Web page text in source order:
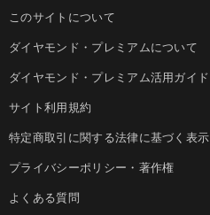
このサイトについて
ダイヤモンド・プレミアムについて
ダイヤモンド・プレミアム活用ガイド
サイト利用規約
特定商取引に関する法律に基づく表示
プライバシーポリシー・著作権
よくある質問